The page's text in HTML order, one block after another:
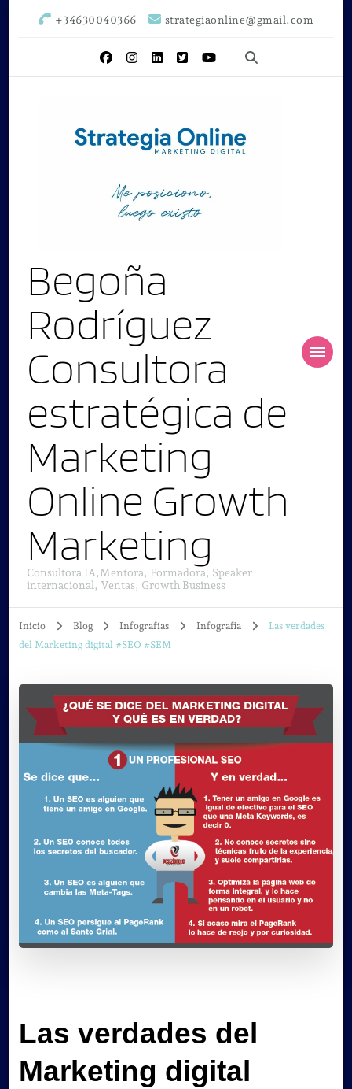
+34630040366 strategiaonline@gmail.com
Begoña
Rodríguez
Consultora
estratégica de
Marketing
Online Growth
Marketing
Consultora IA,Mentora, Formadora, Speaker
internacional, Ventas, Growth Business
Inicio Blog Infografías Infografia
Las verdades
del Marketing digital #SEO #SEM
Las verdades del
Marketing digital